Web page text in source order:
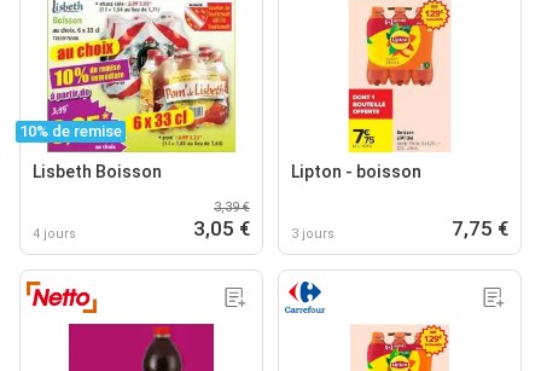
10% de remise
Lisbeth Boisson
4 jours
3,39 €
3,05 €
Lipton - boisson
3 jours 7,75 €